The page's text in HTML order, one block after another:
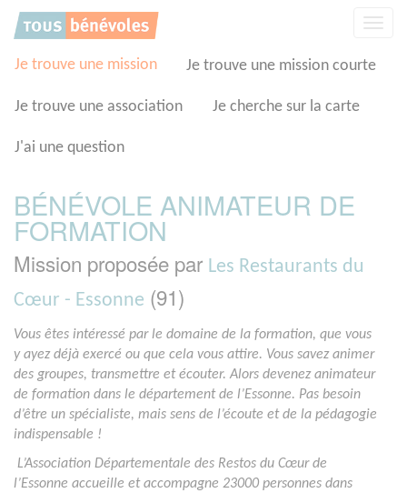
Je trouve une mission Je trouve une mission courte
Je trouve une association Je cherche sur la carte
J'ai une question
BÉNÉVOLE ANIMATEUR DE
FORMATION
Mission proposée par Les Restaurants du
Cœur - Essonne (91)
Vous êtes intéressé par le domaine de la formation, que vous
y ayez déjà exercé ou que cela vous attire. Vous savez animer
des groupes, transmettre et écouter. Alors devenez animateur
de formation dans le département de l’Essonne. Pas besoin
d’être un spécialiste, mais sens de l’écoute et de la pédagogie
indispensable !
L’Association Départementale des Restos du Cœur de
l’Essonne accueille et accompagne 23000 personnes dans
Panneau de gestion des cookies